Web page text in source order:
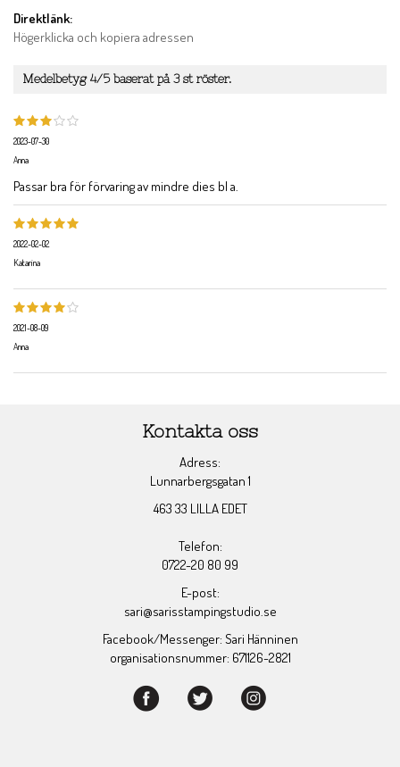
Direktlänk:
Högerklicka och kopiera adressen
Medelbetyg 4/5 baserat på 3st röster.
2023-07-30
Anna
Passar bra för förvaring av mindre dies bl a.
2022-02-02
Katarina
2021-08-09
Anna
Kontakta oss
Adress:
Lunnarbergsgatan 1
463 33 LILLA EDET
Telefon:
0722-20 80 99
E-post:
sari@sarisstampingstudio.se
Facebook/Messenger: Sari Hänninen
organisationsnummer: 671126-2821